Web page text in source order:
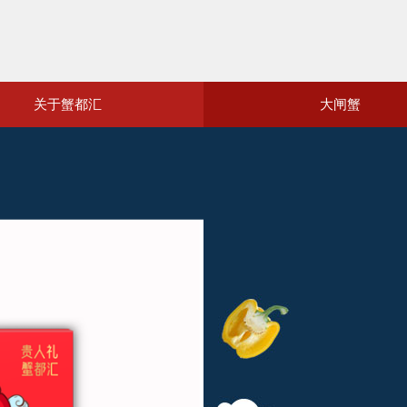
关于蟹都汇 大闸蟹